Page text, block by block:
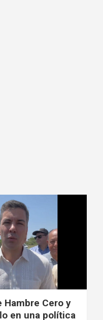
Hambre Cero y
en una política